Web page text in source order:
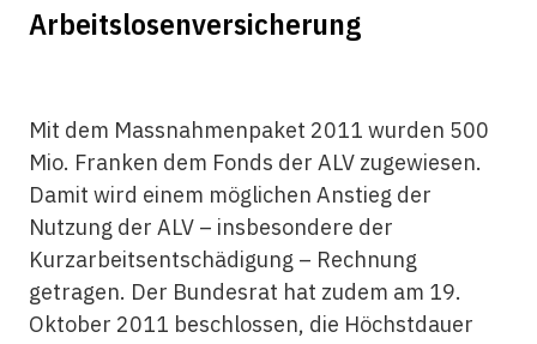
Arbeitslosenversicherung
Mit dem Massnahmenpaket 2011 wurden 500
Mio. Franken dem Fonds der ALV zugewiesen.
Damit wird einem möglichen Anstieg der
Nutzung der ALV – insbesondere der
Kurzarbeitsentschädigung – Rechnung
getragen. Der Bundesrat hat zudem am 19.
Oktober 2011 beschlossen, die Höchstdauer